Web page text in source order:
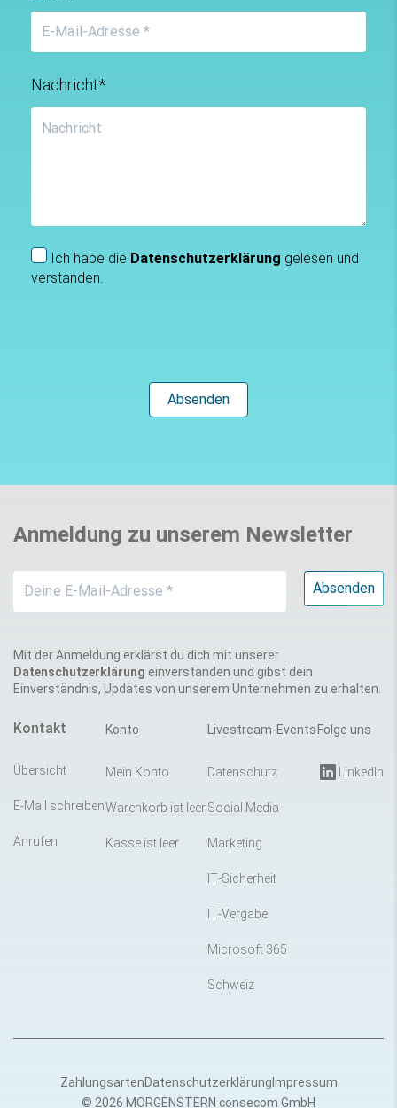
Nachricht*
Ich habe die Datenschutzerklärung gelesen und
verstanden.
Anmeldung zu unserem Newsletter
Mit der Anmeldung erklärst du dich mit unserer
Datenschutzerklärung einverstanden und gibst dein
Einverständnis, Updates von unserem Unternehmen zu erhalten.
Kontakt
Übersicht
E-Mail schreiben
Anrufen
Konto
Mein Konto
Warenkorb ist leer
Kasse ist leer
Livestream-Events
Datenschutz
Social Media
Marketing
IT-Sicherheit
IT-Vergabe
Microsoft 365
Schweiz
Folge uns
LinkedIn
© 2026 MORGENSTERN consecom GmbH
ZahlungsartenDatenschutzerklärung Impressum